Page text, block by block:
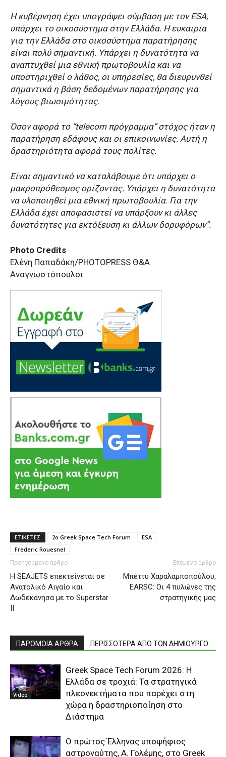
Η κυβέρνηση έχει υπογράψει σύμβαση με τον ΕSΑ,
υπάρχει το οικοσύστημα στην Ελλάδα. Η ευκαιρία
για την Ελλάδα στο οικοσύστημα παρατήρησης
είναι πολύ σημαντική. Υπάρχει η δυνατότητα να
αναπτυχθεί μια εθνική πρωτοβουλία και να
υποστηριχθεί ο λάθος, οι υπηρεσίες, θα διευρυνθεί
σημαντικά η βάση δεδομένων παρατήρησης για
λόγους βιωσιμότητας.
Όσον αφορά το “telecom πρόγραμμα” στόχος ήταν η
παρατήρηση εδάφους και οι επικοινωνίες. Αυτή η
δραστηριότητα αφορά τους πολίτες.
Είναι σημαντικό να καταλάβουμε ότι υπάρχει ο
μακροπρόθεσμος ορίζοντας. Υπάρχει η δυνατότητα
να υλοποιηθεί μια εθνική πρωτοβουλία. Για την
Ελλάδα έχει αποφασιστεί να υπάρξουν κι άλλες
δυνατότητες για εκτόξευση κι άλλων δορυφόρων”.
Photo Credits
Ελένη Παπαδάκη/PHOTOPRESS Θ&Α
Αναγνωστόπουλοι
ΕΤΙΚΕΤΕΣ 2ο Greek Space Tech Forum
ESA
Frederic Rouesnel
Προηγούμενο άρθρο
Η SEAJETS επεκτείνεται σε
Ανατολικό Αιγαίο και
Δωδεκάνησα με το Superstar
II
Επόμενο άρθρο
Μπέττυ Χαραλαμποπούλου,
EARSC: Οι 4 πυλώνες της
στρατηγικής μας
ΠΑΡΟΜΟΙΑ ΑΡΘΡΑ ΠΕΡΙΣΣΟΤΕΡΑ ΑΠΟ ΤΟΝ ΔΗΜΙΟΥΡΓΟ
Video
Greek Space Tech Forum 2026: Η
Ελλάδα σε τροχιά: Τα στρατηγικά
πλεονεκτήματα που παρέχει στη
χώρα η δραστηριοποίηση στο
Διάστημα
Ο πρώτος Έλληνας υποψήφιος
αστροναύτης, Α. Γολέμης, στο Greek